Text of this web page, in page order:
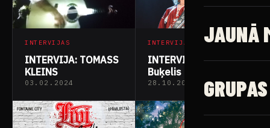
JAUNĀ
GRUPAS
INTERVIJAS
INTERVIJA: TOMASS
KLEINS
03.02.2024
INTERVIJAS
INTERVIJA: Jānis
Buķelis “Līvi”
28.10.2023